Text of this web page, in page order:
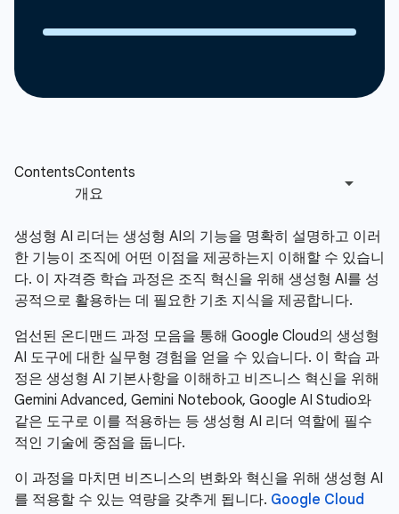
생성형 AI 리더는 생성형 AI의 기능을 명확히 설명하고 이러
한 기능이 조직에 어떤 이점을 제공하는지 이해할 수 있습니
다. 이 자격증 학습 과정은 조직 혁신을 위해 생성형 AI를 성
공적으로 활용하는 데 필요한 기초 지식을 제공합니다.
엄선된 온디맨드 과정 모음을 통해 Google Cloud의 생성형
AI 도구에 대한 실무형 경험을 얻을 수 있습니다. 이 학습 과
정은 생성형 AI 기본사항을 이해하고 비즈니스 혁신을 위해
Gemini Advanced, Gemini Notebook, Google AI Studio와
같은 도구로 이를 적용하는 등 생성형 AI 리더 역할에 필수
적인 기술에 중점을 둡니다.
이 과정을 마치면 비즈니스의 변화와 혁신을 위해 생성형 AI
를 적용할 수 있는 역량을 갖추게 됩니다. Google Cloud